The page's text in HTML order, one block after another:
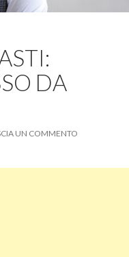
DA
UN COMMENTO